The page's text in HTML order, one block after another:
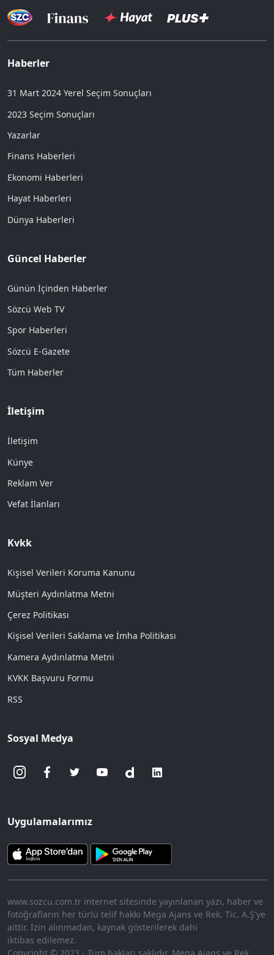
Haberler
31 Mart 2024 Yerel Seçim Sonuçları
2023 Seçim Sonuçları
Yazarlar
Finans Haberleri
Ekonomi Haberleri
Hayat Haberleri
Dünya Haberleri
Güncel Haberler
Günün İçinden Haberler
Sözcü Web TV
Spor Haberleri
Sözcü E-Gazete
Tüm Haberler
İletişim
İletişim
Künye
Reklam Ver
Vefat İlanları
Kvkk
Kişisel Verileri Koruma Kanunu
Müşteri Aydınlatma Metni
Çerez Politikası
Kişisel Verileri Saklama ve İmha Politikası
Kamera Aydınlatma Metni
KVKK Başvuru Formu
RSS
Sosyal Medya
Uygulamalarımız
www.sozcu.com.tr internet sitesinde yayınlanan yazı, haber ve
fotoğrafların her türlü telif hakkı Mega Ajans ve Rek. Tic. A.Ş'ye
aittir. İzin alınmadan, kaynak gösterilerek dahi
iktibas edilemez.
Copyright © 2023 - Tüm hakları saklıdır. Mega Ajans ve Rek.